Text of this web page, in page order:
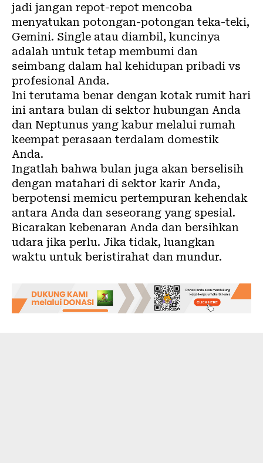
jadi jangan repot-repot mencoba
menyatukan potongan-potongan teka-teki,
Gemini. Single atau diambil, kuncinya
adalah untuk tetap membumi dan
seimbang dalam hal kehidupan pribadi vs
profesional Anda.
Ini terutama benar dengan kotak rumit hari
ini antara bulan di sektor hubungan Anda
dan Neptunus yang kabur melalui rumah
keempat perasaan terdalam domestik
Anda.
Ingatlah bahwa bulan juga akan berselisih
dengan matahari di sektor karir Anda,
berpotensi memicu pertempuran kehendak
antara Anda dan seseorang yang spesial.
Bicarakan kebenaran Anda dan bersihkan
udara jika perlu. Jika tidak, luangkan
waktu untuk beristirahat dan mundur.